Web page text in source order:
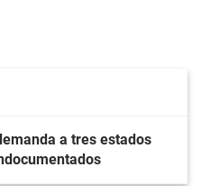
a tres estados